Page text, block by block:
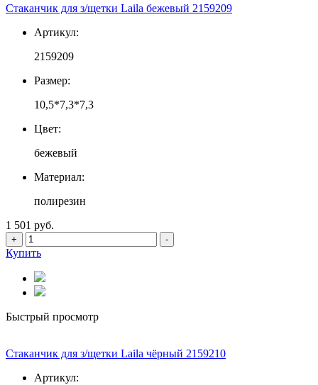
Стаканчик для з/щетки Laila бежевый 2159209
Артикул:
2159209
Размер:
10,5*7,3*7,3
Цвет:
бежевый
Материал:
полирезин
1 501 руб.
+ -
Купить
Быстрый просмотр
Стаканчик для з/щетки Laila чёрный 2159210
Артикул: